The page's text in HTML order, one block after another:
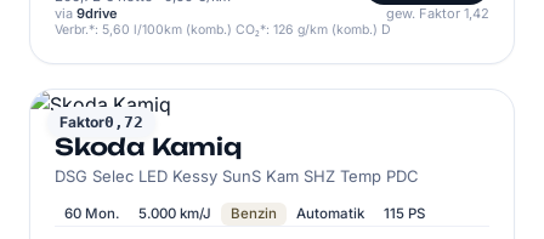
via 9drive gew. Faktor 1,42
Verbr.*: 5,60 l/100km (komb.) CO₂*: 126 g/km (komb.) D
Faktor0,72
SKODA
Skoda Kamiq
DSG Selec LED Kessy SunS Kam SHZ Temp PDC
60 Mon. 5.000 km/J Benzin Automatik 115 PS